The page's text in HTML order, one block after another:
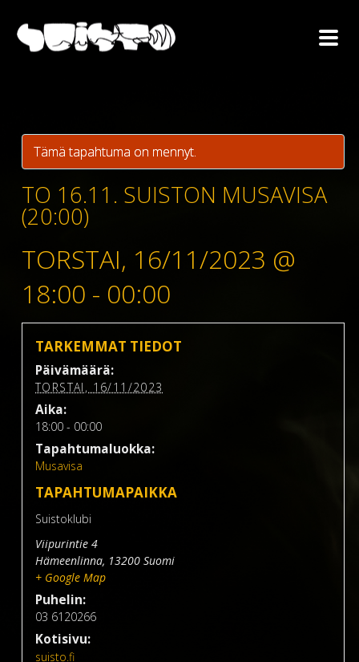
Tämä tapahtuma on mennyt.
TO 16.11. SUISTON MUSAVISA
(20:00)
TORSTAI, 16/11/2023 @
18:00 - 00:00
TARKEMMAT TIEDOT
Päivämäärä:
TORSTAI, 16/11/2023
Aika:
18:00 - 00:00
Tapahtumaluokka:
Musavisa
TAPAHTUMAPAIKKA
Suistoklubi
Viipurintie 4
Hämeenlinna, 13200 Suomi
+ Google Map
Puhelin:
03 6120266
Kotisivu:
suisto.fi